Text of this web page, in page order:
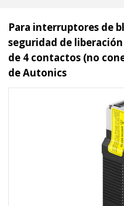
Para interruptores de
seguridad de
de 4 contactos (no
de Autonics